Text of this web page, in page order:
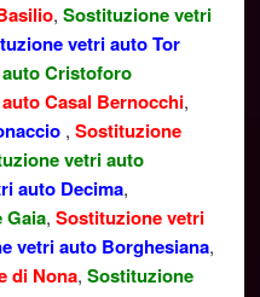
, Sostituzione vetri
vetri auto Tor
Cristoforo
Casal Bernocchi,
, Sostituzione
vetri auto
auto Decima,
Gaia, Sostituzione vetri
vetri auto Borghesiana,
di Nona, Sostituzione